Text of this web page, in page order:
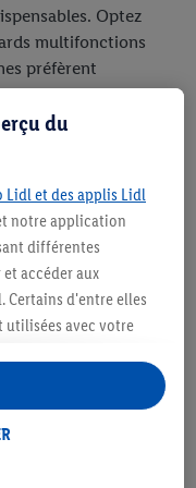
Optez
multifonctions
préfèrent
les plus grands
durent
et sans
pour prolonger la
du
Lidl et des applis Lidl
notre application
différentes
accéder aux
d'entre elles
utilisées avec votre
au sein
au programme
d’achat en
des finalités